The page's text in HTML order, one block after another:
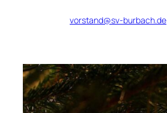
vorstand@sv-burbach.de